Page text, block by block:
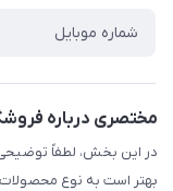
مختصری درباره
در این بخش، لطفاً توضیحی
بهتر است به نوع محصولات